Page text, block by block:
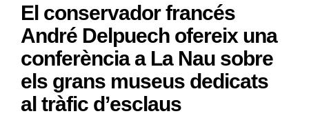
El conservador francés
André Delpuech ofereix una
conferència a La Nau sobre
els grans museus dedicats
al tràfic d’esclaus